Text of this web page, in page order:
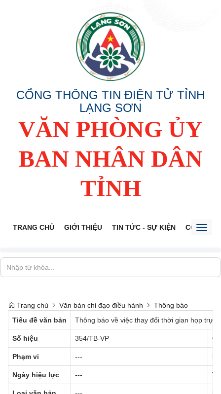
CỔNG THÔNG TIN ĐIỆN TỬ TỈNH
LẠNG SƠN
VĂN PHÒNG ỦY
BAN NHÂN DÂN
TỈNH
TRANG CHỦ GIỚI THIỆU TIN TỨC - SỰ KIỆN CỔNG
Trang chủ Văn bản chỉ đạo điều hành
Thông báo
Tiêu đề văn bản
Thông báo về việc thay đổi thời gian họp trực
Số hiệu 354/TB-VP
Phạm vi ---
Ngày hiệu lực ---